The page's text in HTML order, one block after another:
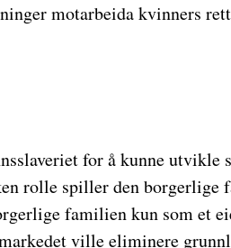
motarbeida kvinners
for å kunne utvikle
rolle spiller den borgerlige
familien kun som et
ville eliminere